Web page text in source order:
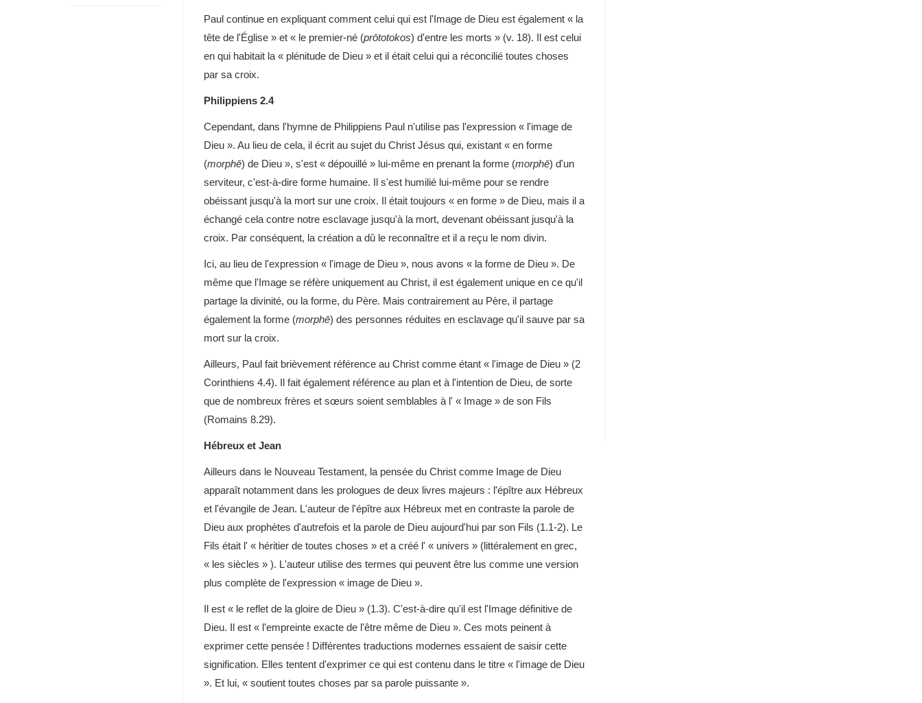
Paul continue en expliquant comment celui qui est l'Image de Dieu est également « la
tête de l'Église » et « le premier-né (prōtotokos) d'entre les morts » (v. 18). Il est celui
en qui habitait la « plénitude de Dieu » et il était celui qui a réconcilié toutes choses
par sa croix.
Philippiens 2.4
Cependant, dans l'hymne de Philippiens Paul n'utilise pas l'expression « l'image de
Dieu ». Au lieu de cela, il écrit au sujet du Christ Jésus qui, existant « en forme
(morphē) de Dieu », s'est « dépouillé » lui-même en prenant la forme (morphē) d'un
serviteur, c'est-à-dire forme humaine. Il s'est humilié lui-même pour se rendre
obéissant jusqu'à la mort sur une croix. Il était toujours « en forme » de Dieu, mais il a
échangé cela contre notre esclavage jusqu'à la mort, devenant obéissant jusqu'à la
croix. Par conséquent, la création a dû le reconnaître et il a reçu le nom divin.
Ici, au lieu de l'expression « l'image de Dieu », nous avons « la forme de Dieu ». De
même que l'Image se réfère uniquement au Christ, il est également unique en ce qu'il
partage la divinité, ou la forme, du Père. Mais contrairement au Père, il partage
également la forme (morphē) des personnes réduites en esclavage qu'il sauve par sa
mort sur la croix.
Ailleurs, Paul fait brièvement référence au Christ comme étant « l'image de Dieu » (2
Corinthiens 4.4). Il fait également référence au plan et à l'intention de Dieu, de sorte
que de nombreux frères et sœurs soient semblables à l' « Image » de son Fils
(Romains 8.29).
Hébreux et Jean
Ailleurs dans le Nouveau Testament, la pensée du Christ comme Image de Dieu
apparaît notamment dans les prologues de deux livres majeurs : l'épître aux Hébreux
et l'évangile de Jean. L'auteur de l'épître aux Hébreux met en contraste la parole de
Dieu aux prophètes d'autrefois et la parole de Dieu aujourd'hui par son Fils (1.1-2). Le
Fils était l' « héritier de toutes choses » et a créé l' « univers » (littéralement en grec,
« les siècles » ). L'auteur utilise des termes qui peuvent être lus comme une version
plus complète de l'expression « image de Dieu ».
Il est « le reflet de la gloire de Dieu » (1.3). C'est-à-dire qu'il est l'Image définitive de
Dieu. Il est « l'empreinte exacte de l'être même de Dieu ». Ces mots peinent à
exprimer cette pensée ! Différentes traductions modernes essaient de saisir cette
signification. Elles tentent d'exprimer ce qui est contenu dans le titre « l'image de Dieu
». Et lui, « soutient toutes choses par sa parole puissante ».